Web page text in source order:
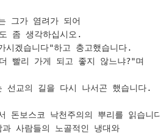
그가 염려가 되어
좀 생각하십시오.
시겠습니다"하고 충고했습니다.
빨리 가게 되고 좋지 않느냐?"며
선교의 길을 다시 나서곤 했습니다.
돈보스코 낙천주의의 뿌리를 읽습
사람들의 노골적인 냉대와